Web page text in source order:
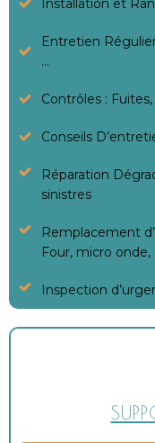
Installation et
Entretien
…
Contrôles :
Conseils
Réparation
sinistres
Remplacement
Four, micro onde,
Inspection